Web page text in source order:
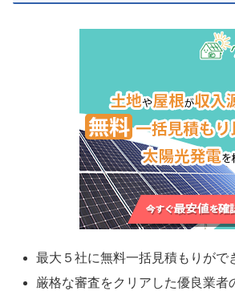
最大５社に無料一括見積もりがで
厳格な審査をクリアした優良業者